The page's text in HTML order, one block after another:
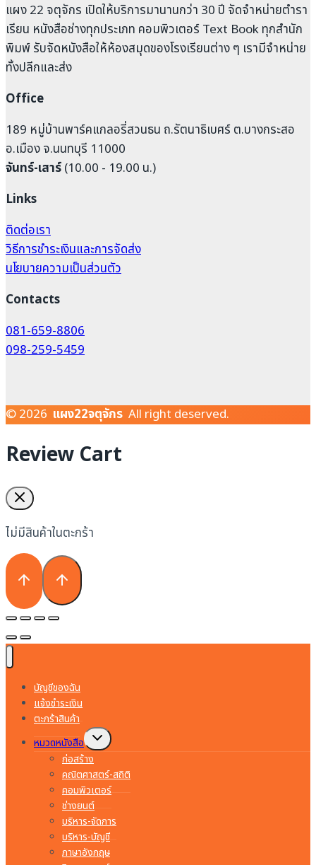
แผง 22 จตุจักร เปิดให้บริการมานานกว่า 30 ปี จัดจำหน่ายตำรา
เรียน หนังสือช่างทุกประเภท คอมพิวเตอร์ Text Book ทุกสำนัก
พิมพ์ รับจัดหนังสือให้ห้องสมุดของโรงเรียนต่าง ๆ เรามีจำหน่าย
ทั้งปลีกและส่ง
Office
189 หมู่บ้านพาร์คแกลอรี่สวนธน ถ.รัตนาธิเบศร์ ต.บางกระสอ
อ.เมือง จ.นนทบุรี 11000
จันทร์-เสาร์(10.00 - 19.00 น.)
Links
ติดต่อเรา
วิธีการชำระเงินและการจัดส่ง
นโยบายความเป็นส่วนตัว
Contacts
081-659-8806
098-259-5459
© 2026 แผง22จตุจักร All right deserved.
Review Cart
ไม่มีสินค้าในตะกร้า
บัญชีของฉัน
แจ้งชำระเงิน
ตะกร้าสินค้า
หมวดหนังสือ
Toggle
child
menu
ก่อสร้าง
คณิตศาสตร์-สถิติ
คอมพิวเตอร์
ช่างยนต์
บริหาร-จัดการ
บริหาร-บัญชี
ภาษาอังกฤษ